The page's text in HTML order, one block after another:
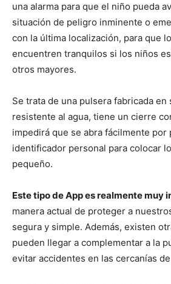
una alarma para que el niño pueda
situación de peligro inminente o
con la última localización, para que
encuentren tranquilos si los niños
otros mayores.
Se trata de una pulsera fabricada en
resistente al agua, tiene un cierre
impedirá que se abra fácilmente por
identificador personal para colocar
pequeño.
Este tipo de App es realmente muy
manera actual de proteger a
segura y simple. Además, existen
pueden llegar a complementar a la
evitar accidentes en las cercanías